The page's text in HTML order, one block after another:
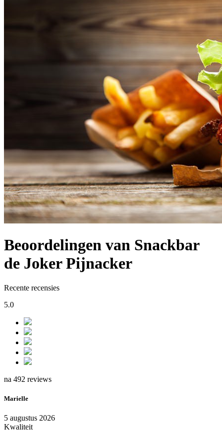
Beoordelingen van Snackbar
de Joker Pijnacker
Recente recensies
5.0
na 492 reviews
Marielle
5 augustus 2026
Kwaliteit